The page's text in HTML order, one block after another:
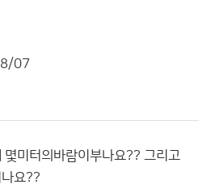
07
몇미터의바람이부나요?? 그리고
요??